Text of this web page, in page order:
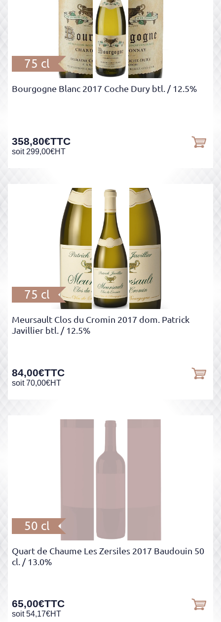
75 cl
Bourgogne Blanc 2017 Coche Dury btl. / 12.5%
358,80€TTC
soit 299,00€HT
75 cl
Meursault Clos du Cromin 2017 dom. Patrick
Javillier btl. / 12.5%
84,00€TTC
soit 70,00€HT
50 cl
Quart de Chaume Les Zersiles 2017 Baudouin 50
cl. / 13.0%
65,00€TTC
soit 54,17€HT